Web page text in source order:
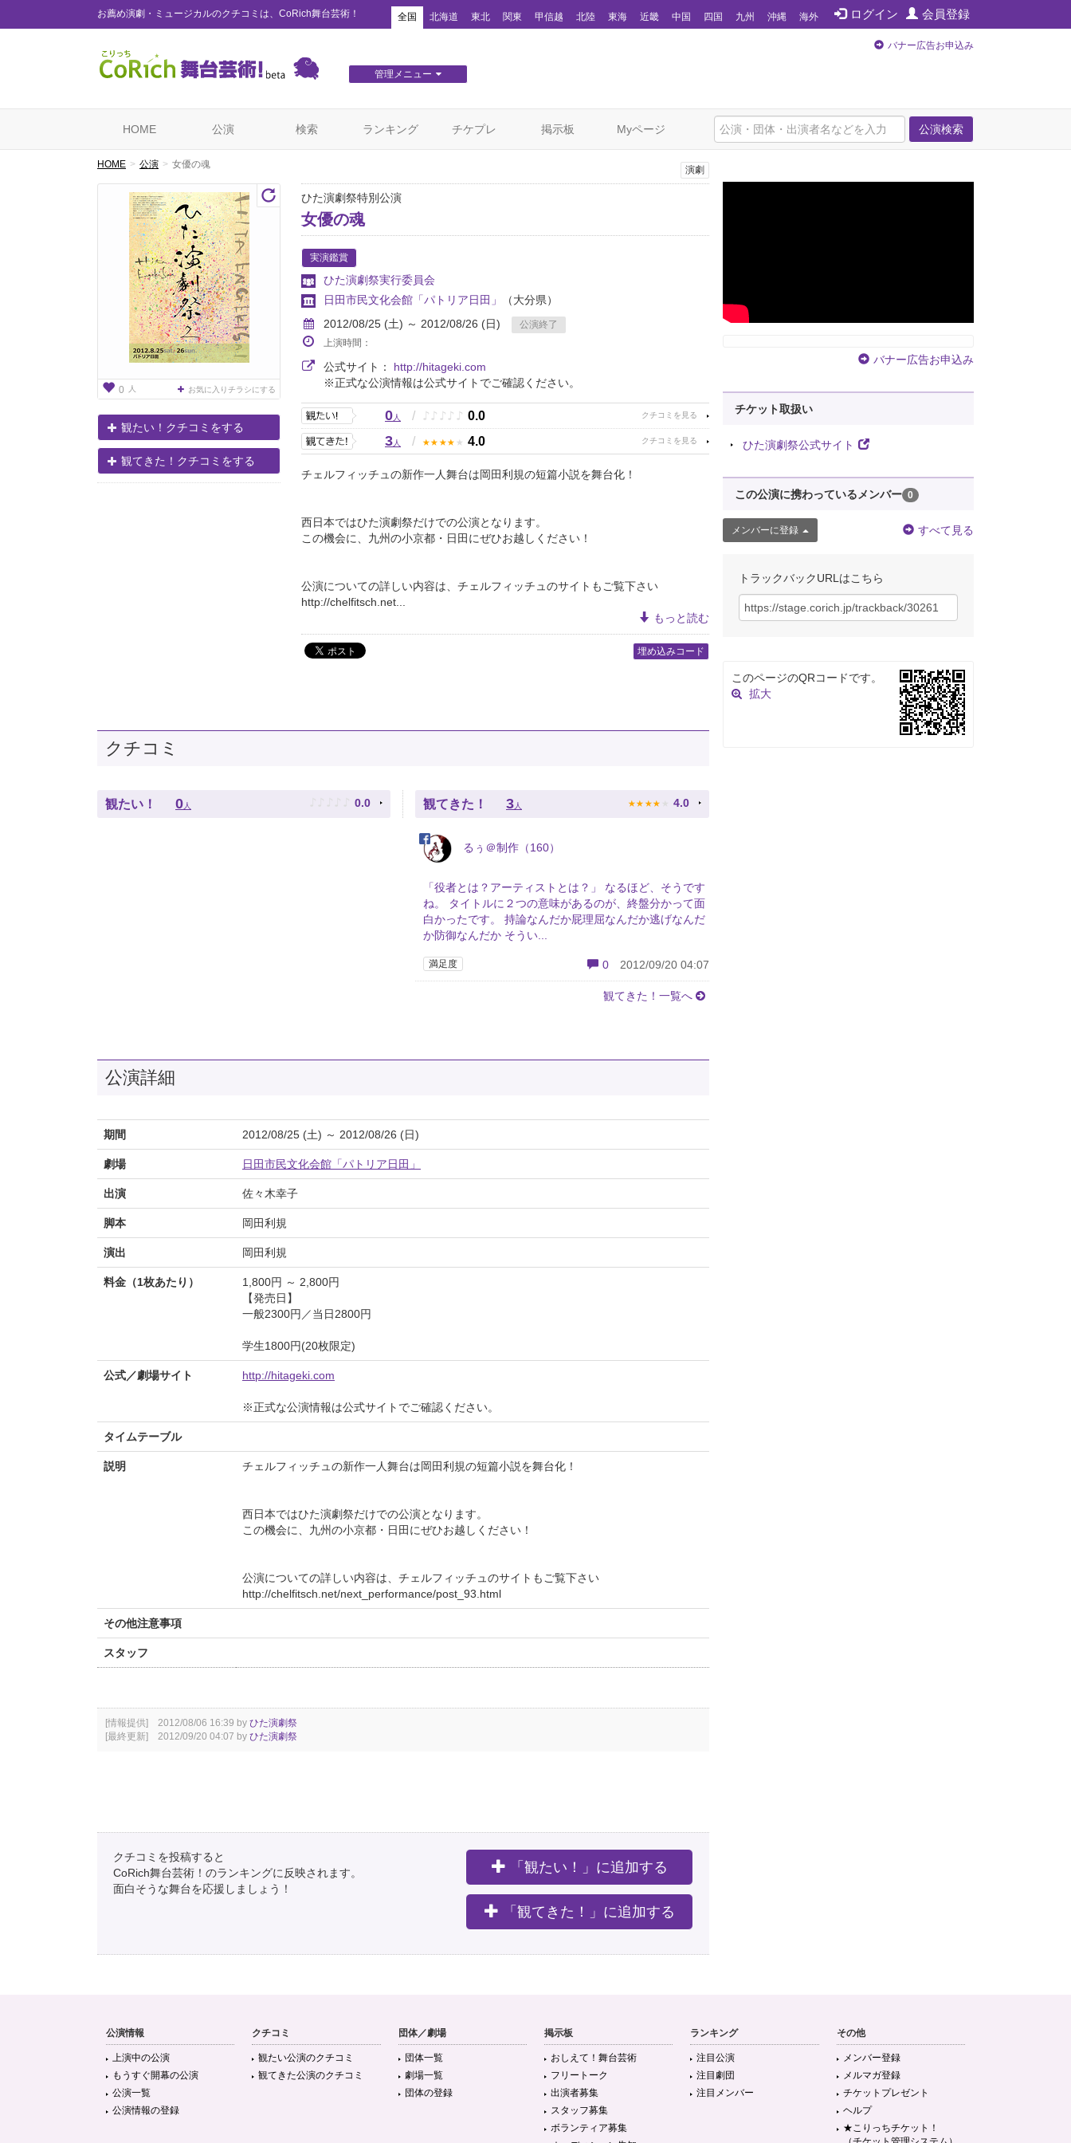
お薦め演劇・ミュージカルのクチコミは、CoRich舞台芸術！ ログイン 会員登録
全国 北海道 東北 関東 甲信越 北陸 東海 近畿 中国 四国 九州 沖縄 海外
管理メニュー
バナー広告お申込み
公演検索
HOME 公演 検索 ランキング チケプレ 掲示板 Myページ
HOME 公演 女優の魂
0 人 お気に入りチラシにする
観たい！クチコミをする
観てきた！クチコミをする
演劇
ひた演劇祭特別公演
女優の魂
実演鑑賞
ひた演劇祭実行委員会
日田市民文化会館「パトリア日田」
（大分県）
2012/08/25 (土) ～ 2012/08/26 (日)
公演終了
上演時間：
公式サイト： http://hitageki.com
※正式な公演情報は公式サイトでご確認ください。
0人 / ♪ ♪ ♪ ♪ ♪ 0.0
3人 / ★ ★ ★ ★ ★ 4.0
チェルフィッチュの新作一人舞台は岡田利規の短篇小説を舞台化！
西日本ではひた演劇祭だけでの公演となります。
この機会に、九州の小京都・日田にぜひお越しください！
公演についての詳しい内容は、チェルフィッチュのサイトもご覧下さい
http://chelfitsch.net...
もっと読む
埋め込みコード
クチコミ
観たい！ 0 人 ♪ ♪ ♪ ♪ ♪ 0.0 観てきた！ 3 人 ★ ★ ★ ★ ★ 4.0
るぅ＠制作（160）
「役者とは？アーティストとは？」 なるほど、そうです
ね。 タイトルに２つの意味があるのが、終盤分かって面
白かったです。 持論なんだか屁理屈なんだか逃げなんだ
か防御なんだか そうい...
満足度 0 2012/09/20 04:07
観てきた！一覧へ
公演詳細
期間 2012/08/25 (土) ～ 2012/08/26 (日)
劇場 日田市民文化会館「パトリア日田」
出演 佐々木幸子
脚本 岡田利規
演出 岡田利規
料金（1枚あたり）
1,800円 ～ 2,800円
【発売日】
一般2300円／当日2800円
学生1800円(20枚限定)
公式／劇場サイト http://hitageki.com
※正式な公演情報は公式サイトでご確認ください。
タイムテーブル
説明 チェルフィッチュの新作一人舞台は岡田利規の短篇小説を舞台化！
西日本ではひた演劇祭だけでの公演となります。
この機会に、九州の小京都・日田にぜひお越しください！
公演についての詳しい内容は、チェルフィッチュのサイトもご覧下さい
http://chelfitsch.net/next_performance/post_93.html
その他注意事項
スタッフ
[情報提供] 2012/08/06 16:39 by ひた演劇祭
[最終更新] 2012/09/20 04:07 by ひた演劇祭
クチコミを投稿すると
CoRich舞台芸術！のランキングに反映されます。
面白そうな舞台を応援しましょう！
「観たい！」に追加する
「観てきた！」に追加する
バナー広告お申込み
チケット取扱い
ひた演劇祭公式サイト
この公演に携わっているメンバー 0
メンバーに登録 すべて見る
トラックバックURLはこちら
このページのQRコードです。
拡大
公演情報
上演中の公演
もうすぐ開幕の公演
公演一覧
公演情報の登録
クチコミ
観たい公演のクチコミ
観てきた公演のクチコミ
団体／劇場
団体一覧
劇場一覧
団体の登録
掲示板
おしえて！舞台芸術
フリートーク
出演者募集
スタッフ募集
ボランティア募集
ランキング
注目公演
注目劇団
注目メンバー
その他
メンバー登録
メルマガ登録
チケットプレゼント
ヘルプ
★こりっちチケット！